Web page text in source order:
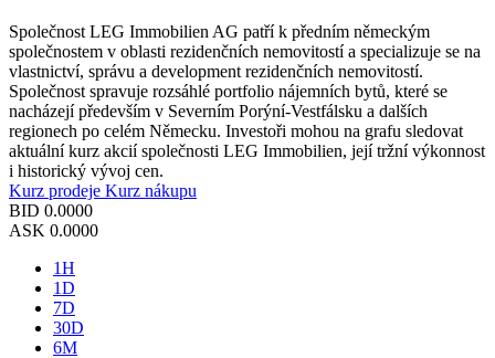
Společnost LEG Immobilien AG patří k předním německým
společnostem v oblasti rezidenčních nemovitostí a specializuje se na
vlastnictví, správu a development rezidenčních nemovitostí.
Společnost spravuje rozsáhlé portfolio nájemních bytů, které se
nacházejí především v Severním Porýní-Vestfálsku a dalších
regionech po celém Německu. Investoři mohou na grafu sledovat
aktuální kurz akcií společnosti LEG Immobilien, její tržní výkonnost
i historický vývoj cen.
Kurz prodeje Kurz nákupu
BID 0.0000
ASK 0.0000
1H
1D
7D
30D
6M